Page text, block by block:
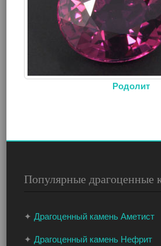
Родолит
Популярные драгоценные
✦Драгоценный камень Аметист
✦Драгоценный камень Нефрит